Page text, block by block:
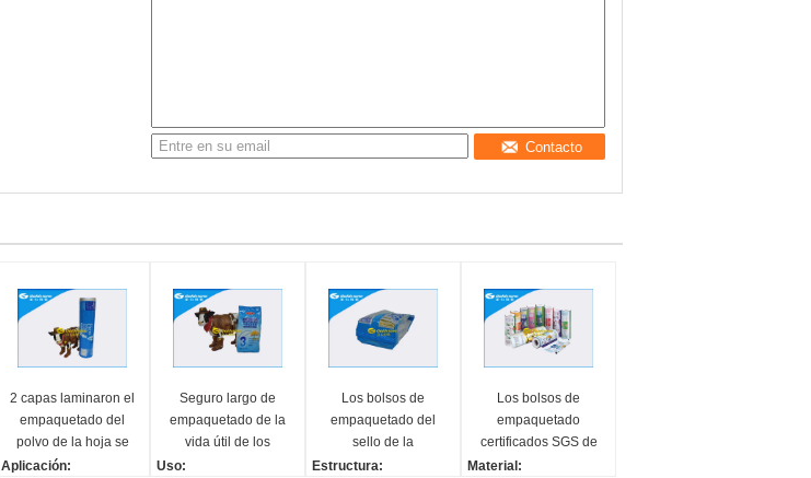
Contacto
2 capas laminaron el
empaquetado del
polvo de la hoja se
colocan para arriba
Aplicación:
Seguro largo de
empaquetado de la
vida útil de los
Uso:
Los bolsos de
empaquetado del
sello de la
cremallera de la hoja
Estructura:
Los bolsos de
empaquetado
certificados SGS de
leche en polvo, el
Material: